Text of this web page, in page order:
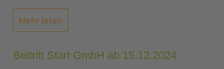
Mehr lesen
Beitritt Start GmbH ab 15.12.2024